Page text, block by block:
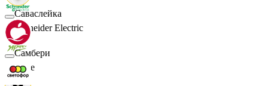
Schneider Electric
Ярче
Саваслейка
Самбери